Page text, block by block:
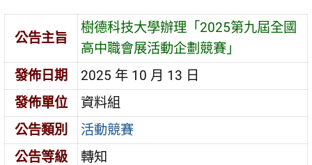
公告主旨
樹德科技大學辦理「2025第九屆全國
高中職會展活動企劃競賽」
發佈日期
2025 年 10 月 13 日
發佈單位
資料組
公告類別
活動競賽
公告等級
轉知